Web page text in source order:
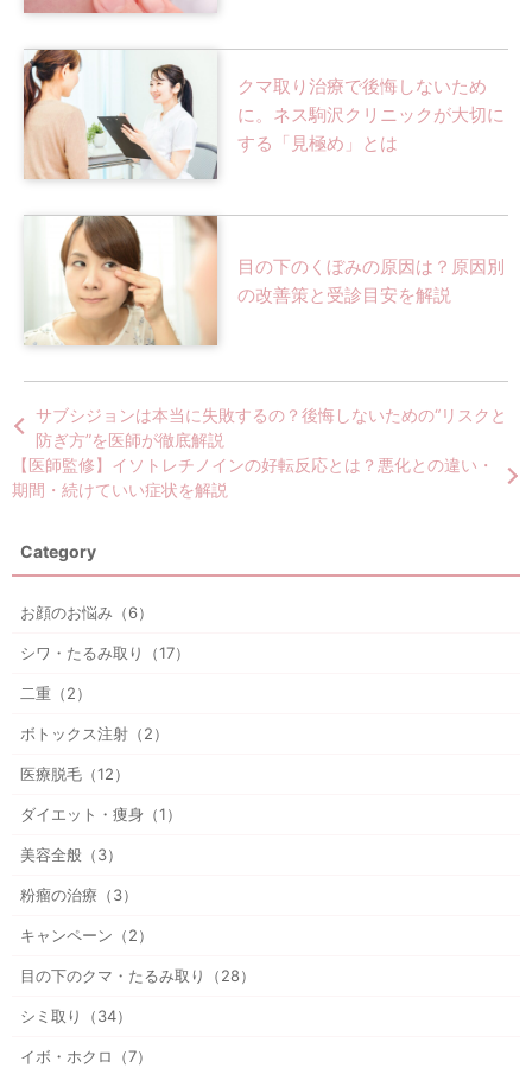
クマ取り治療で後悔しないため
に。ネス駒沢クリニックが大切に
する「見極め」とは
目の下のくぼみの原因は？原因別
の改善策と受診目安を解説
サブシジョンは本当に失敗するの？後悔しないための“リスクと
防ぎ方”を医師が徹底解説
【医師監修】イソトレチノインの好転反応とは？悪化との違い・
期間・続けていい症状を解説
Category
お顔のお悩み（6）
シワ・たるみ取り（17）
二重（2）
ボトックス注射（2）
医療脱毛（12）
ダイエット・痩身（1）
美容全般（3）
粉瘤の治療（3）
キャンペーン（2）
目の下のクマ・たるみ取り（28）
シミ取り（34）
イボ・ホクロ（7）